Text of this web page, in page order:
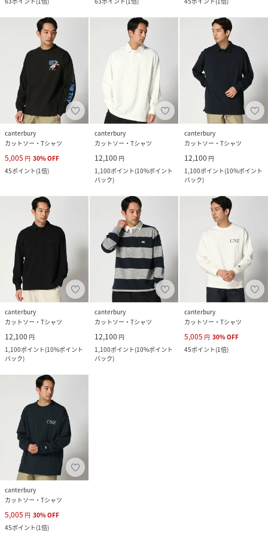
canterbury
カットソー・Tシャツ
5,005 円 30%OFF
45ポイント(1倍)
canterbury
カットソー・Tシャツ
12,100 円
1,100ポイント(10%ポイント
バック)
canterbury
カットソー・Tシャツ
12,100 円
1,100ポイント(10%ポイント
バック)
canterbury
カットソー・Tシャツ
12,100 円
1,100ポイント(10%ポイント
バック)
canterbury
カットソー・Tシャツ
12,100 円
1,100ポイント(10%ポイント
バック)
canterbury
カットソー・Tシャツ
5,005 円 30%OFF
45ポイント(1倍)
canterbury
カットソー・Tシャツ
5,005 円 30%OFF
45ポイント(1倍)